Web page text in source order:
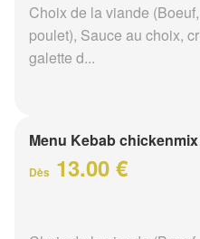
Choix de la viande
poulet), Sauce au choix,
galette d...
Menu Kebab chickenmix
Dès 13.00 €